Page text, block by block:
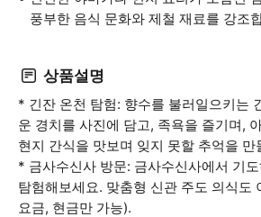
풍부한 음식 문화와 제철 재료를 강조
상품설명
* 긴잔 온천 탐험: 향수를 불러일으키는
운 경치를 사진에 담고, 족욕을 즐기며,
현지 간식을 맛보며 잊지 못할 추억을 만
* 금사수신사 방문: 금사수신사에서 기
탐험해보세요. 맞춤형 신관 주도 의식도
요금, 현금만 가능).